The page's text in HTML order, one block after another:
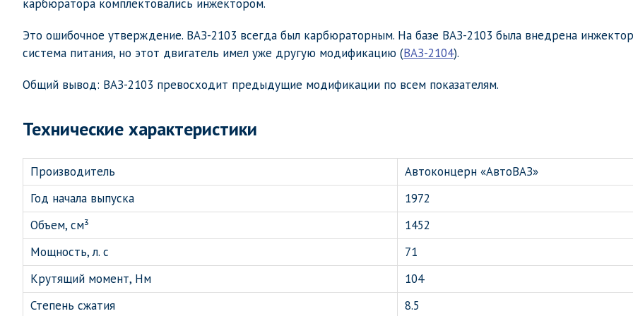
карбюратора комплектовались инжектором.
Это ошибочное утверждение. ВАЗ-2103 всегда был карбюраторным. На базе ВАЗ-2103 была внедрена
система питания, но этот двигатель имел уже другую модификацию (ВАЗ-2104).
Общий вывод: ВАЗ-2103 превосходит предыдущие модификации по всем показателям.
Технические характеристики
Производитель
Автоконцерн «АвтоВАЗ»
Год начала выпуска
1972
Объем, см³
1452
Мощность, л. с
71
Крутящий момент, Нм
104
Степень сжатия
8.5